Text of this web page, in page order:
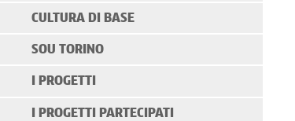
CULTURA DI BASE
SOU TORINO
I PROGETTI
I PROGETTI PARTECIPATI